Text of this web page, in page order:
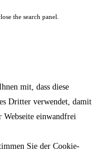
the search panel.
mit, dass diese
Dritter verwendet, damit
einwandfrei
Sie der Cookie-